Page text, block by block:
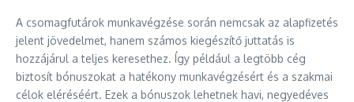
A csomagfutárok munkavégzése során nemcsak az alapfizetés
jelent jövedelmet, hanem számos kiegészítő juttatás is
hozzájárul a teljes keresethez. Így például a legtöbb cég
biztosít bónuszokat a hatékony munkavégzésért és a szakmai
célok eléréséért. Ezek a bónuszok lehetnek havi, negyedéves